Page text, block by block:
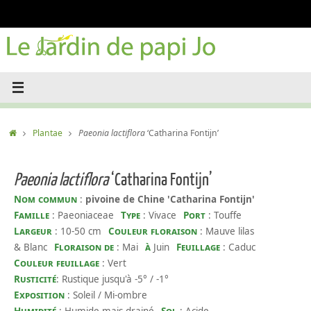
contenu
AccueilPlantae Paeonia lactiflora‘Catharina Fontijn’
Paeonia lactiflora‘Catharina Fontijn’
Nom commun : pivoine de Chine 'Catharina Fontijn'
Famille : Paeoniaceae Type : Vivace Port : Touffe
Largeur : 10-50 cm Couleur floraison : Mauve lilas
& Blanc
Floraison de : Mai à Juin Feuillage : Caduc
Couleur feuillage : Vert
Rusticité: Rustique jusqu'à -5° / -1°
Exposition : Soleil / Mi-ombre